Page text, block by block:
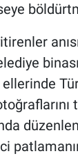
ellerinde